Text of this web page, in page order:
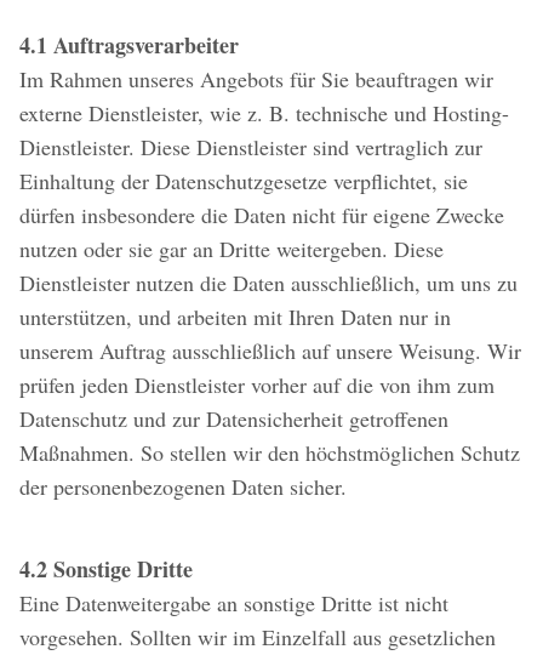
4.1 Auftragsverarbeiter
Im Rahmen unseres Angebots für Sie beauftragen wir
externe Dienstleister, wie z. B. technische und Hosting-
Dienstleister. Diese Dienstleister sind vertraglich zur
Einhaltung der Datenschutzgesetze verpflichtet, sie
dürfen insbesondere die Daten nicht für eigene Zwecke
nutzen oder sie gar an Dritte weitergeben. Diese
Dienstleister nutzen die Daten ausschließlich, um uns zu
unterstützen, und arbeiten mit Ihren Daten nur in
unserem Auftrag ausschließlich auf unsere Weisung. Wir
prüfen jeden Dienstleister vorher auf die von ihm zum
Datenschutz und zur Datensicherheit getroffenen
Maßnahmen. So stellen wir den höchstmöglichen Schutz
der personenbezogenen Daten sicher.
4.2 Sonstige Dritte
Eine Datenweitergabe an sonstige Dritte ist nicht
vorgesehen. Sollten wir im Einzelfall aus gesetzlichen